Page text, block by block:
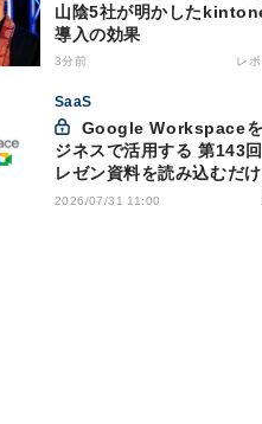
山陰5社が明かした
導入の効果
3分前 レ
SaaS
ジネスで活用する 第143
レゼン資料を読み込むだ
ナレーション付き動画を
2026/07/31 11:00